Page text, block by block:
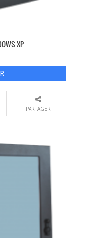
XP
PARTAGER